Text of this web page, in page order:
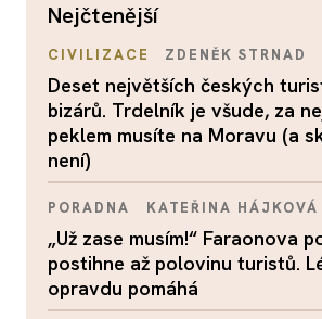
nejčtenější
CIVILIZACE ZDENĚK STRNAD
Deset největších českých
bizárů. Trdelník je všude, za
peklem musíte na Moravu (a
není)
PORADNA KATEŘINA HÁJKOVÁ
„Už zase musím!“ Faraonova
postihne až polovinu turistů.
opravdu pomáhá